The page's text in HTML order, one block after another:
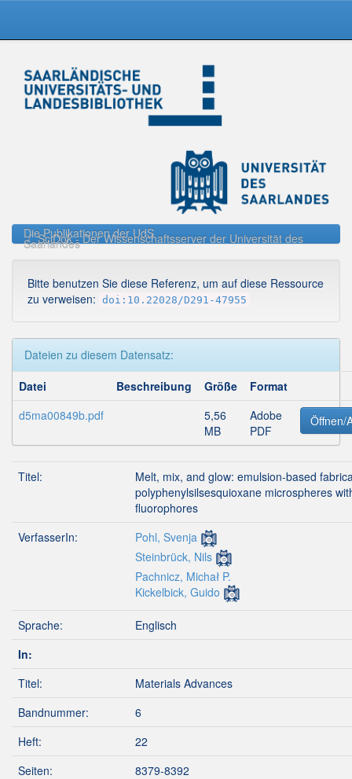
navigation
Die Publikationen der UdS
SciDok - Der Wissenschaftsserver der Universität des
Saarlandes
Bitte benutzen Sie diese Referenz, um auf diese Ressource
zu verweisen: doi:10.22028/D291-47955
Dateien zu diesem Datensatz:
Datei
Beschreibung Größe
Format
d5ma00849b.pdf
5,56
MB
Adobe
PDF
Öffnen/
Titel:
Melt, mix, and glow: emulsion-based
polyphenylsilsesquioxane microspheres
fluorophores
VerfasserIn:
Pohl, Svenja
Steinbrück, Nils
Pachnicz, Michał P.
Kickelbick, Guido
Sprache:
Englisch
In:
Titel:
Materials Advances
Bandnummer:
6
Heft:
22
Seiten:
8379-8392